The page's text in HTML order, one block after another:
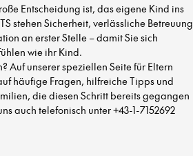
Entscheidung ist, das eigene Kind ins
stehen Sicherheit, verlässliche Betreuung
an erster Stelle – damit Sie sich
wie ihr Kind.
Auf unserer speziellen Seite für Eltern
häufige Fragen, hilfreiche Tipps und
die diesen Schritt bereits gegangen
auch telefonisch unter +43-1-7152692